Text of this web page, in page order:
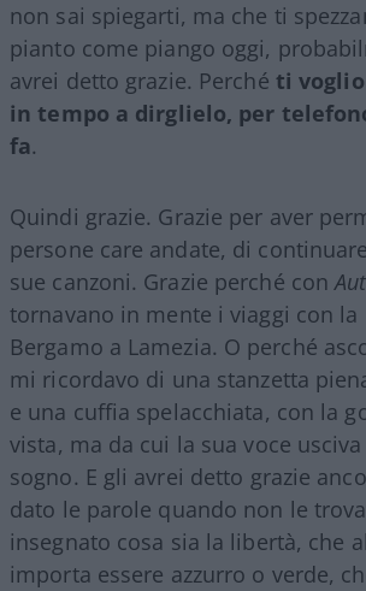
non sai spiegarti, ma che ti
pianto come piango oggi,
avrei detto grazie. Perché ti
in tempo a dirglielo, per
fa.
Quindi grazie. Grazie per aver
persone care andate, di
sue canzoni. Grazie perché con
tornavano in mente i viaggi con la
Bergamo a Lamezia. O perché
mi ricordavo di una stanzetta
e una cuffia spelacchiata, con la
vista, ma da cui la sua voce
sogno. E gli avrei detto grazie
dato le parole quando non le
insegnato cosa sia la libertà, che
importa essere azzurro o verde,